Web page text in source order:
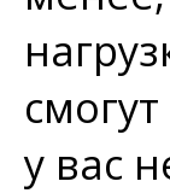
у вас